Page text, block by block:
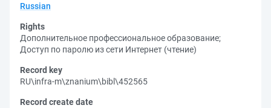
Russian
Rights
Дополнительное профессиональное образование;
Доступ по паролю из сети Интернет (чтение)
Record key
RU\infra-m\znanium\bibl\452565
Record create date